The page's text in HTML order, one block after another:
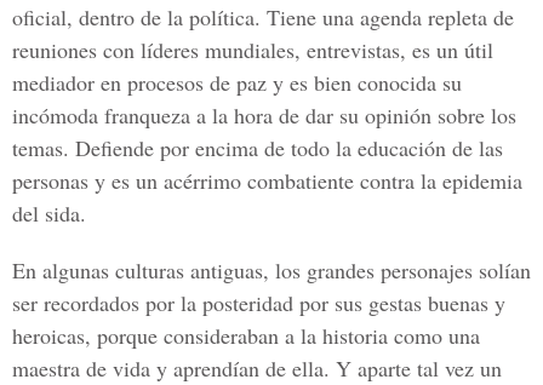
oficial, dentro de la política. Tiene una agenda repleta de
reuniones con líderes mundiales, entrevistas, es un útil
mediador en procesos de paz y es bien conocida su
incómoda franqueza a la hora de dar su opinión sobre los
temas. Defiende por encima de todo la educación de las
personas y es un acérrimo combatiente contra la epidemia
del sida.
En algunas culturas antiguas, los grandes personajes solían
ser recordados por la posteridad por sus gestas buenas y
heroicas, porque consideraban a la historia como una
maestra de vida y aprendían de ella. Y aparte tal vez un